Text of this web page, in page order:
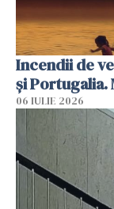
Incendii de
și Portugalia.
06 IULIE 2026